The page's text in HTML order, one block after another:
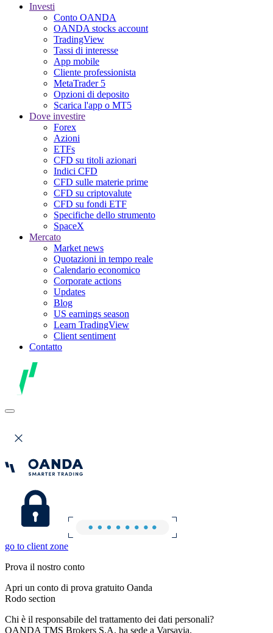
Investi
Conto OANDA
OANDA stocks account
TradingView
Tassi di interesse
App mobile
Cliente professionista
MetaTrader 5
Opzioni di deposito
Scarica l'app o MT5
Dove investire
Forex
Azioni
ETFs
CFD su titoli azionari
Indici CFD
CFD sulle materie prime
CFD su criptovalute
CFD su fondi ETF
Specifiche dello strumento
SpaceX
Mercato
Market news
Quotazioni in tempo reale
Calendario economico
Corporate actions
Updates
Blog
US earnings season
Learn TradingView
Client sentiment
Contatto
go to client zone
Prova il nostro conto
Apri un conto di prova gratuito Oanda
Rodo section
Chi è il responsabile del trattamento dei dati personali?
OANDA TMS Brokers S.A. ha sede a Varsavia.